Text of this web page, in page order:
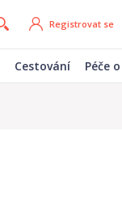
Registrovat se
Cestování Péče